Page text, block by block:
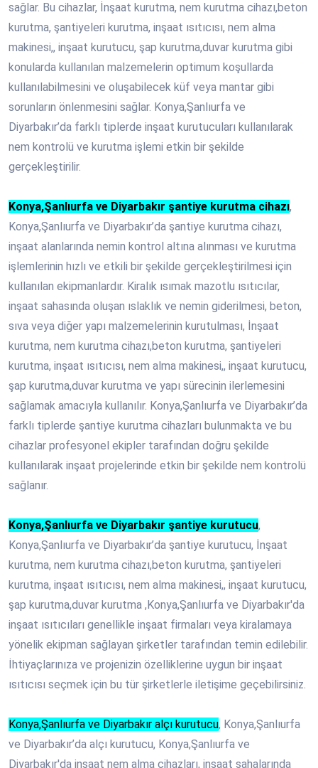
sağlar. Bu cihazlar, İnşaat kurutma, nem kurutma cihazı,beton
kurutma, şantiyeleri kurutma, inşaat ısıtıcısı, nem alma
makinesi,, inşaat kurutucu, şap kurutma,duvar kurutma gibi
konularda kullanılan malzemelerin optimum koşullarda
kullanılabilmesini ve oluşabilecek küf veya mantar gibi
sorunların önlenmesini sağlar. Konya,Şanlıurfa ve
Diyarbakır’da farklı tiplerde inşaat kurutucuları kullanılarak
nem kontrolü ve kurutma işlemi etkin bir şekilde
gerçekleştirilir.
Konya,Şanlıurfa ve Diyarbakır şantiye kurutma cihazı,
Konya,Şanlıurfa ve Diyarbakır’da şantiye kurutma cihazı,
inşaat alanlarında nemin kontrol altına alınması ve kurutma
işlemlerinin hızlı ve etkili bir şekilde gerçekleştirilmesi için
kullanılan ekipmanlardır. Kiralık ısımak mazotlu ısıtıcılar,
inşaat sahasında oluşan ıslaklık ve nemin giderilmesi, beton,
sıva veya diğer yapı malzemelerinin kurutulması, İnşaat
kurutma, nem kurutma cihazı,beton kurutma, şantiyeleri
kurutma, inşaat ısıtıcısı, nem alma makinesi,, inşaat kurutucu,
şap kurutma,duvar kurutma ve yapı sürecinin ilerlemesini
sağlamak amacıyla kullanılır. Konya,Şanlıurfa ve Diyarbakır’da
farklı tiplerde şantiye kurutma cihazları bulunmakta ve bu
cihazlar profesyonel ekipler tarafından doğru şekilde
kullanılarak inşaat projelerinde etkin bir şekilde nem kontrolü
sağlanır.
Konya,Şanlıurfa ve Diyarbakır şantiye kurutucu,
Konya,Şanlıurfa ve Diyarbakır’da şantiye kurutucu, İnşaat
kurutma, nem kurutma cihazı,beton kurutma, şantiyeleri
kurutma, inşaat ısıtıcısı, nem alma makinesi,, inşaat kurutucu,
şap kurutma,duvar kurutma ,Konya,Şanlıurfa ve Diyarbakır'da
inşaat ısıtıcıları genellikle inşaat firmaları veya kiralamaya
yönelik ekipman sağlayan şirketler tarafından temin edilebilir.
İhtiyaçlarınıza ve projenizin özelliklerine uygun bir inşaat
ısıtıcısı seçmek için bu tür şirketlerle iletişime geçebilirsiniz.
Konya,Şanlıurfa ve Diyarbakır alçı kurutucu, Konya,Şanlıurfa
ve Diyarbakır’da alçı kurutucu, Konya,Şanlıurfa ve
Diyarbakır'da inşaat nem alma cihazları, inşaat sahalarında